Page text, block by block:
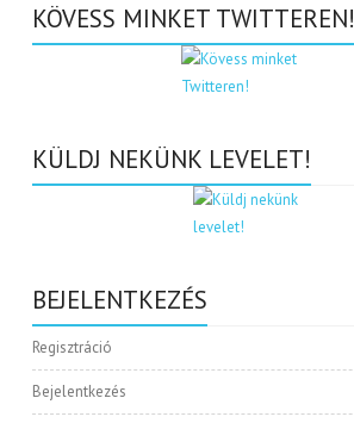
KÖVESS MINKET TWITTEREN!
KÜLDJ NEKÜNK LEVELET!
BEJELENTKEZÉS
Regisztráció
Bejelentkezés